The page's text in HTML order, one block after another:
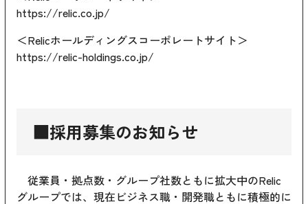
https://relic.co.jp/
＜Relicホールディングスコーポレートサイト＞
https://relic-holdings.co.jp/
■採用募集のお知らせ
従業員・拠点数・グループ社数ともに拡大中のRelic
グループでは、現在ビジネス職・開発職ともに積極的に